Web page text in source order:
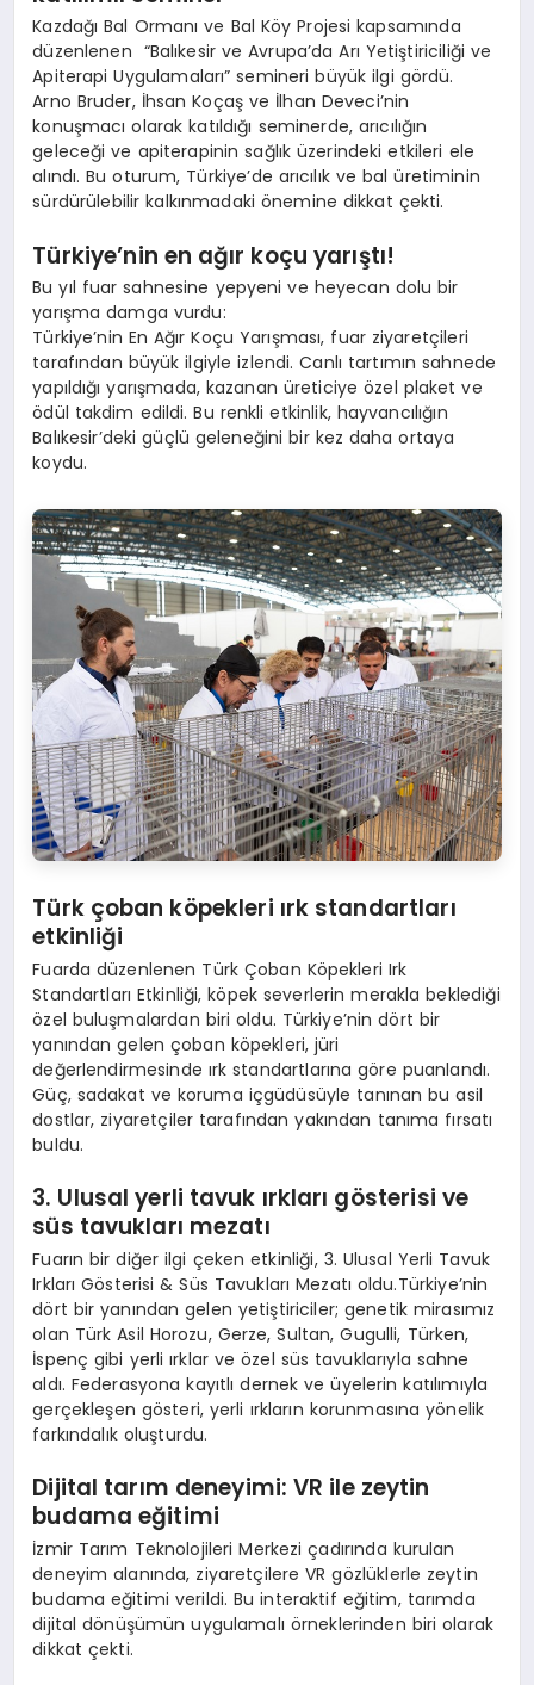
Kazdağı Bal Ormanı ve Bal Köy Projesi kapsamında
düzenlenen “Balıkesir ve Avrupa’da Arı Yetiştiriciliği ve
Apiterapi Uygulamaları” semineri büyük ilgi gördü.
Arno Bruder, İhsan Koçaş ve İlhan Deveci’nin
konuşmacı olarak katıldığı seminerde, arıcılığın
geleceği ve apiterapinin sağlık üzerindeki etkileri ele
alındı. Bu oturum, Türkiye’de arıcılık ve bal üretiminin
sürdürülebilir kalkınmadaki önemine dikkat çekti.
Türkiye’nin en ağır koçu yarıştı!
Bu yıl fuar sahnesine yepyeni ve heyecan dolu bir
yarışma damga vurdu:
Türkiye’nin En Ağır Koçu Yarışması, fuar ziyaretçileri
tarafından büyük ilgiyle izlendi. Canlı tartımın sahnede
yapıldığı yarışmada, kazanan üreticiye özel plaket ve
ödül takdim edildi. Bu renkli etkinlik, hayvancılığın
Balıkesir’deki güçlü geleneğini bir kez daha ortaya
koydu.
Türk çoban köpekleri ırk standartları
etkinliği
Fuarda düzenlenen Türk Çoban Köpekleri Irk
Standartları Etkinliği, köpek severlerin merakla beklediği
özel buluşmalardan biri oldu. Türkiye’nin dört bir
yanından gelen çoban köpekleri, jüri
değerlendirmesinde ırk standartlarına göre puanlandı.
Güç, sadakat ve koruma içgüdüsüyle tanınan bu asil
dostlar, ziyaretçiler tarafından yakından tanıma fırsatı
buldu.
3. Ulusal yerli tavuk ırkları gösterisi ve
süs tavukları mezatı
Fuarın bir diğer ilgi çeken etkinliği, 3. Ulusal Yerli Tavuk
Irkları Gösterisi & Süs Tavukları Mezatı oldu.Türkiye’nin
dört bir yanından gelen yetiştiriciler; genetik mirasımız
olan Türk Asil Horozu, Gerze, Sultan, Gugulli, Türken,
İspenç gibi yerli ırklar ve özel süs tavuklarıyla sahne
aldı. Federasyona kayıtlı dernek ve üyelerin katılımıyla
gerçekleşen gösteri, yerli ırkların korunmasına yönelik
farkındalık oluşturdu.
Dijital tarım deneyimi: VR ile zeytin
budama eğitimi
İzmir Tarım Teknolojileri Merkezi çadırında kurulan
deneyim alanında, ziyaretçilere VR gözlüklerle zeytin
budama eğitimi verildi. Bu interaktif eğitim, tarımda
dijital dönüşümün uygulamalı örneklerinden biri olarak
dikkat çekti.